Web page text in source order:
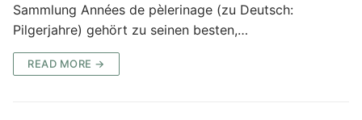
Sammlung Années de pèlerinage (zu Deutsch:
Pilgerjahre) gehört zu seinen besten,…
READ MORE →